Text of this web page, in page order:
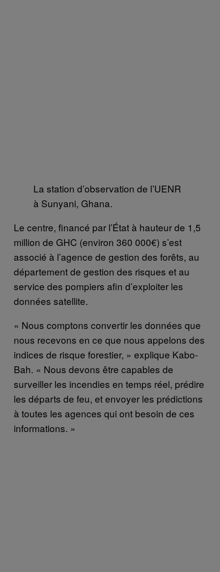
La station d’observation de l’UENR
à Sunyani, Ghana.
Le centre, financé par l’État à hauteur de 1,5
million de GHC (environ 360 000€) s’est
associé à l’agence de gestion des forêts, au
département de gestion des risques et au
service des pompiers afin d’exploiter les
données satellite.
« Nous comptons convertir les données que
nous recevons en ce que nous appelons des
indices de risque forestier, » explique Kabo-
Bah. « Nous devons être capables de
surveiller les incendies en temps réel, prédire
les départs de feu, et envoyer les prédictions
à toutes les agences qui ont besoin de ces
informations. »